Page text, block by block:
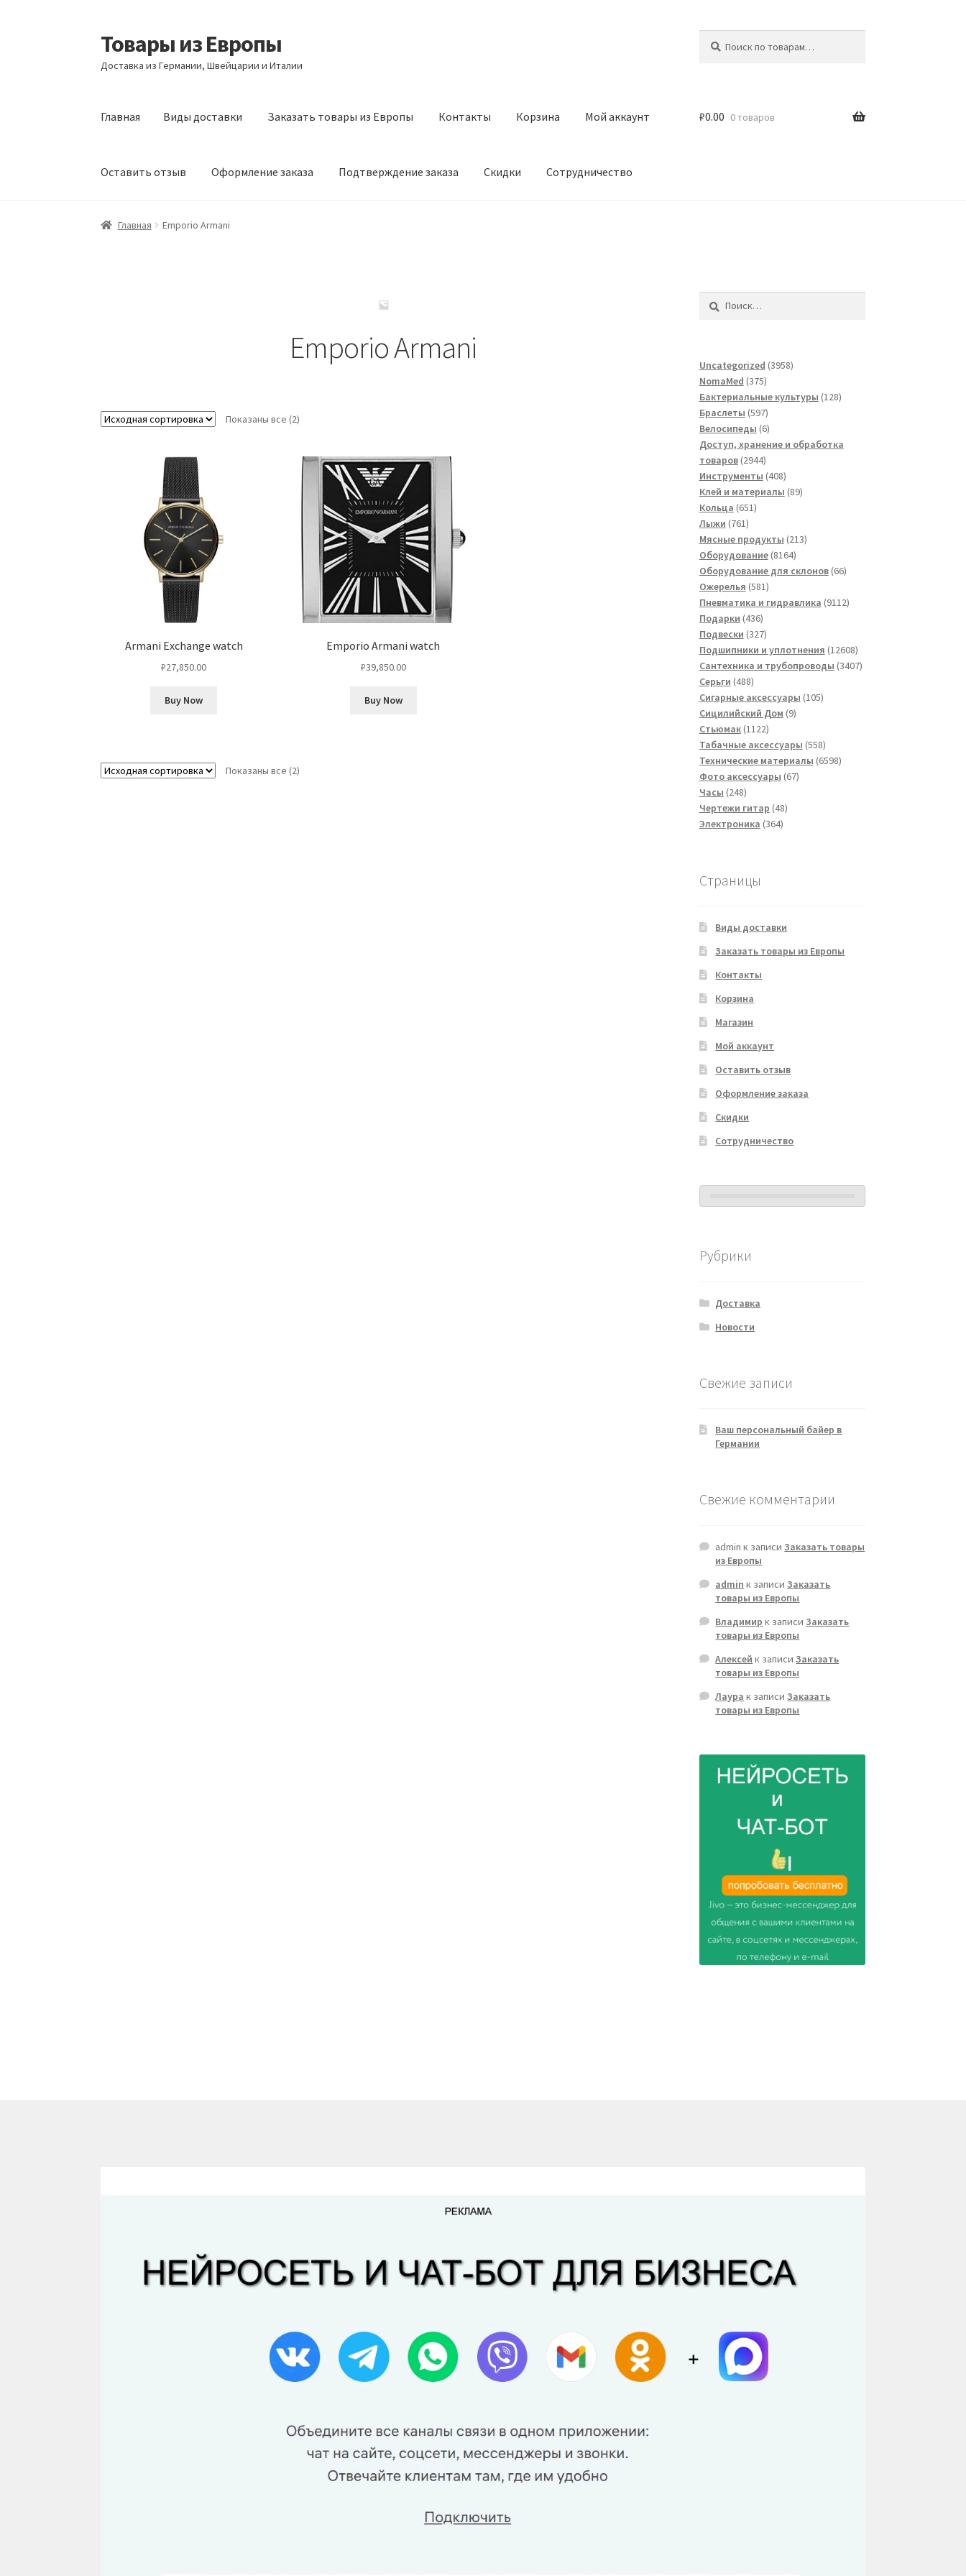
Перейти
к
навигации
Перейти
к
содержимому
Товары из Европы
Доставка из Германии, Швейцарии и Италии
Главная Виды доставки Заказать товары из Европы Контакты Корзина Мой аккаунт
Оставить отзыв Оформление заказа Подтверждение заказа Скидки Сотрудничество
Главная Виды доставки Заказать товары из Европы
₽0.00 0 товаров
Главная Emporio Armani
Emporio Armani
Показаны все (2)
Armani Exchange watch
₽27,850.00
Buy Now
Emporio Armani watch
₽39,850.00
Buy Now
Показаны все (2)
Uncategorized 39583958
NomaMed 375375
товаров
Бактериальные культуры 128128
Браслеты 597597
товаров
Велосипеды 66
товаров
Доступ, хранение и обработка
товаров 29442944
товара
Инструменты 408408
товаров
Клей и материалы 8989
Кольца 651651
Лыжи 761761
товар
Мясные продукты 213213
Оборудование 81648164
товара
Оборудование для склонов 6666
Ожерелья 581581
товар
Пневматика и гидравлика 91129112
Подарки 436436
товаров
Подвески 327327
товаров
Подшипники и уплотнения 1260812608
товаров
Сантехника и трубопроводы 34073407
Серьги 488488
товаров
Сигарные аксессуары 105105
Сицилийский Дом 99
Стьюмак 11221122
товара
Табачные аксессуары 558558
товаров
Технические материалы 65986598
Фото аксессуары 6767
Часы 248248
товаров
Чертежи гитар 4848
Электроника 364364
Страницы
Виды доставки
Заказать товары из Европы
Контакты
Корзина
Магазин
Мой аккаунт
Оставить отзыв
Оформление заказа
Скидки
Сотрудничество
Рубрики
Доставка
Новости
Свежие записи
Ваш персональный байер в
Германии
Свежие комментарии
admin к записиЗаказать товары
из Европы
admin к записиЗаказать
товары из Европы
Владимир к записиЗаказать
товары из Европы
Алексей к записиЗаказать
товары из Европы
Лаура к записиЗаказать
товары из Европы